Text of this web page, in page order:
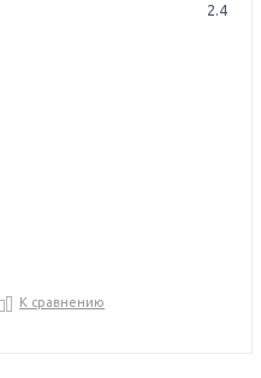
2.4
К сравнению